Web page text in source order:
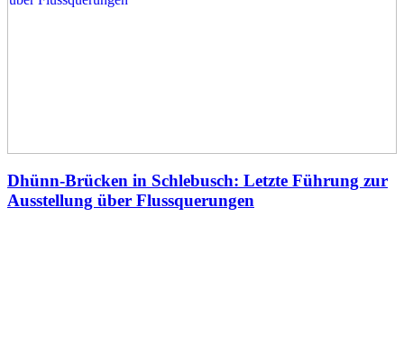
Dhünn-Brücken in Schlebusch: Letzte Führung zur
Ausstellung über Flussquerungen